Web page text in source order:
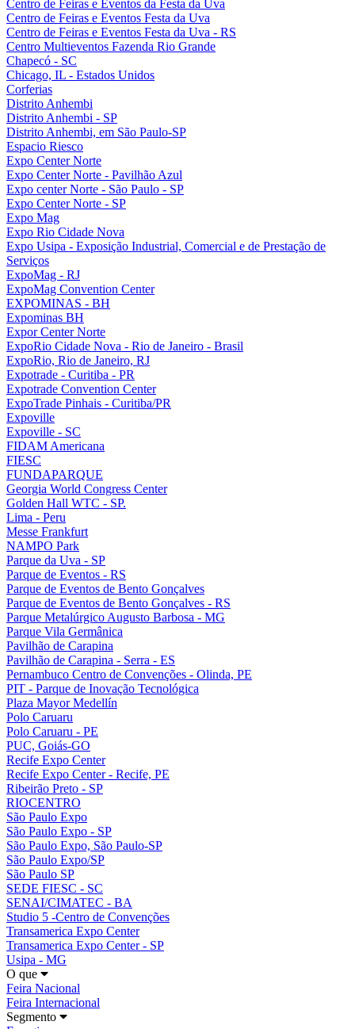
Centro de Feiras e Eventos da Festa da Uva
Centro de Feiras e Eventos Festa da Uva
Centro de Feiras e Eventos Festa da Uva - RS
Centro Multieventos Fazenda Rio Grande
Chapecó - SC
Chicago, IL - Estados Unidos
Corferias
Distrito Anhembi
Distrito Anhembi - SP
Distrito Anhembi, em São Paulo-SP
Espacio Riesco
Expo Center Norte
Expo Center Norte - Pavilhão Azul
Expo center Norte - São Paulo - SP
Expo Center Norte - SP
Expo Mag
Expo Rio Cidade Nova
Expo Usipa - Exposição Industrial, Comercial e de Prestação de
Serviços
ExpoMag - RJ
ExpoMag Convention Center
EXPOMINAS - BH
Expominas BH
Expor Center Norte
ExpoRio Cidade Nova - Rio de Janeiro - Brasil
ExpoRio, Rio de Janeiro, RJ
Expotrade - Curitiba - PR
Expotrade Convention Center
ExpoTrade Pinhais - Curitiba/PR
Expoville
Expoville - SC
FIDAM Americana
FIESC
FUNDAPARQUE
Georgia World Congress Center
Golden Hall WTC - SP.
Lima - Peru
Messe Frankfurt
NAMPO Park
Parque da Uva - SP
Parque de Eventos - RS
Parque de Eventos de Bento Gonçalves
Parque de Eventos de Bento Gonçalves - RS
Parque Metalúrgico Augusto Barbosa - MG
Parque Vila Germânica
Pavilhão de Carapina
Pavilhão de Carapina - Serra - ES
Pernambuco Centro de Convenções - Olinda, PE
PIT - Parque de Inovação Tecnológica
Plaza Mayor Medellín
Polo Caruaru
Polo Caruaru - PE
PUC, Goiás-GO
Recife Expo Center
Recife Expo Center - Recife, PE
Ribeirão Preto - SP
RIOCENTRO
São Paulo Expo
São Paulo Expo - SP
São Paulo Expo, São Paulo-SP
São Paulo Expo/SP
São Paulo SP
SEDE FIESC - SC
SENAI/CIMATEC - BA
Studio 5 -Centro de Convenções
Transamerica Expo Center
Transamerica Expo Center - SP
Usipa - MG
O que
Feira Nacional
Feira Internacional
Segmento